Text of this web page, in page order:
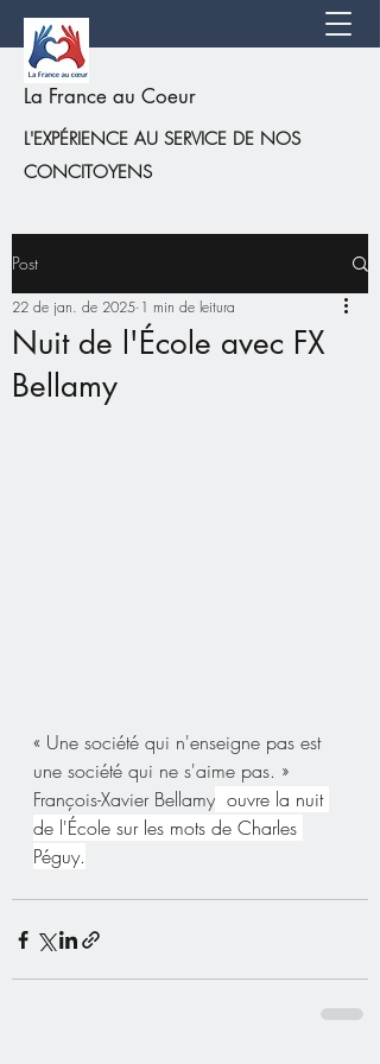
La France au Coeur
L'EXPÉRIENCE AU SERVICE DE NOS
CONCITOYENS
Post
Nuit de l'École avec FX
Bellamy
22 de jan. de 2025 1 min de leitura
« Une société qui n'enseigne pas est
une société qui ne s'aime pas. »
François-Xavier Bellamy ouvre la nuit
de l'École sur les mots de Charles
Péguy.